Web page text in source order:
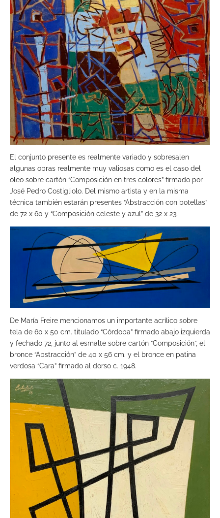
El conjunto presente es realmente variado y sobresalen
algunas obras realmente muy valiosas como es el caso del
óleo sobre cartón “Composición en tres colores” firmado por
José Pedro Costigliolo. Del mismo artista y en la misma
técnica también estarán presentes “Abstracción con botellas”
de 72 x 60 y “Composición celeste y azul” de 32 x 23.
De María Freire mencionamos un importante acrílico sobre
tela de 60 x 50 cm. titulado “Córdoba” firmado abajo izquierda
y fechado 72, junto al esmalte sobre cartón “Composición”, el
bronce “Abstracción” de 40 x 56 cm. y el bronce en patina
verdosa “Cara” firmado al dorso c. 1948.